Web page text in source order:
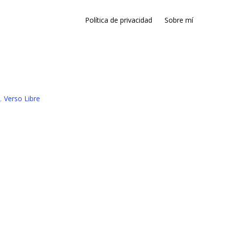
Política de privacidad Sobre mí
, Verso Libre